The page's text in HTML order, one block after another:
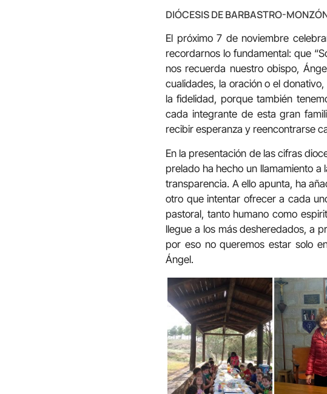
DIÓCESIS DE BARBASTRO-
El próximo 7 de noviembre
recordarnos lo fundamental: que
nos recuerda nuestro obispo,
cualidades, la oración o el
la fidelidad, porque también
cada integrante de esta gran
recibir esperanza y reencontrarse
En la presentación de las cifras
prelado ha hecho un llamamiento
transparencia. A ello apunta, ha
otro que intentar ofrecer a cada
pastoral, tanto humano como
llegue a los más desheredados, a
por eso no queremos estar solo
Ángel.